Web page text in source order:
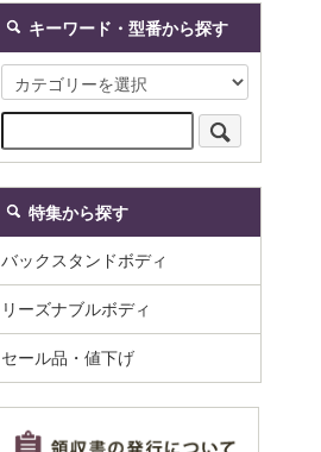
キーワード・型番から探す
特集から探す
バックスタンドボディ
リーズナブルボディ
セール品・値下げ